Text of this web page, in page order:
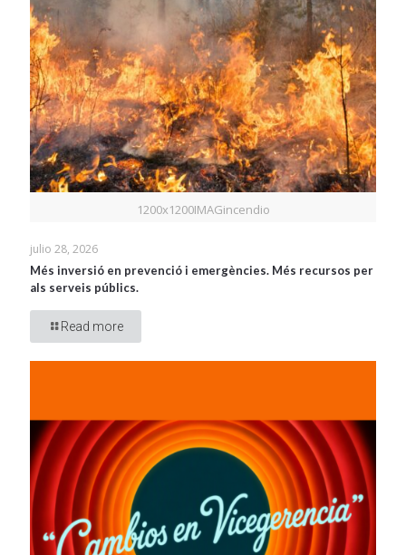
1200x1200IMAGincendio
julio 28, 2026
Més inversió en prevenció i emergències. Més recursos per
als serveis públics.
Read more